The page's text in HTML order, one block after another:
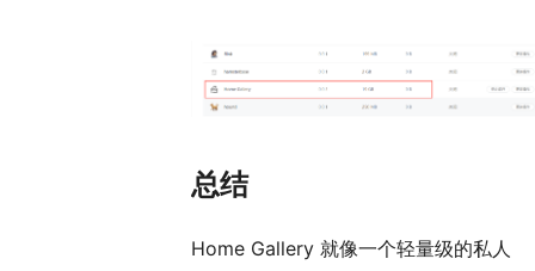
总结
Home Gallery 就像一个轻量级的私人